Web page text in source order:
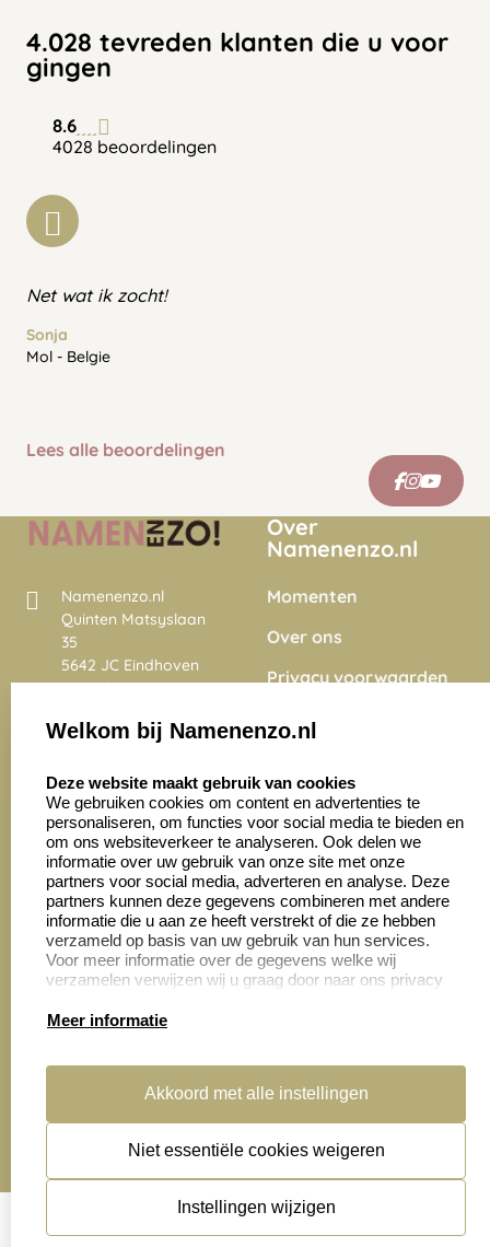
4.028 tevreden klanten die u voor
gingen
8.6
4028 beoordelingen
Net wat ik zocht!
Sonja
Mol - Belgie
Lees alle beoordelingen
Namenenzo.nl
Quinten Matsyslaan
35
5642 JC Eindhoven
Nederland
4028 beoordelingen
Over
Namenenzo.nl
Momenten
Over ons
Privacy voorwaarden
Onze vacatures
Zakelijk:
Aanvraag op maat
Cadeaubonnen
Klantenservice:
Contact opnemen
Veelgestelde vragen
Retourneren
handleidingen
algemene voorwaarden
disclaimer
Cookies resetten
Welkom bij Namenenzo.nl
Deze website maakt gebruik van cookies
We gebruiken cookies om content en advertenties te
personaliseren, om functies voor social media te bieden en
om ons websiteverkeer te analyseren. Ook delen we
informatie over uw gebruik van onze site met onze
partners voor social media, adverteren en analyse. Deze
partners kunnen deze gegevens combineren met andere
informatie die u aan ze heeft verstrekt of die ze hebben
verzameld op basis van uw gebruik van hun services.
Voor meer informatie over de gegevens welke wij
verzamelen verwijzen wij u graag door naar ons privacy
Meer informatie
Akkoord met alle instellingen
Niet essentiële cookies weigeren
Instellingen wijzigen